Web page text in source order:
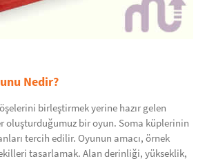
Nedir?
birleştirmek yerine hazır gelen
oluşturduğumuz bir oyun. Soma küplerinin
tercih edilir. Oyunun amacı, örnek
tasarlamak. Alan derinliği, yükseklik,